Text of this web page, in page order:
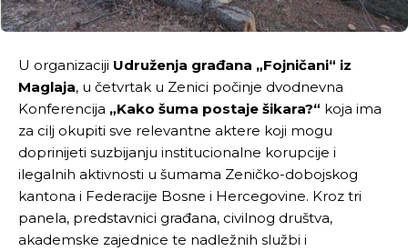
U organizaciji Udruženja građana „Fojničani“ iz
Maglaja, u četvrtak u Zenici počinje dvodnevna
Konferencija „Kako šuma postaje šikara?“ koja ima
za cilj okupiti sve relevantne aktere koji mogu
doprinijeti suzbijanju institucionalne korupcije i
ilegalnih aktivnosti u šumama Zeničko-dobojskog
kantona i Federacije Bosne i Hercegovine. Kroz tri
panela, predstavnici građana, civilnog društva,
akademske zajednice te nadležnih službi i